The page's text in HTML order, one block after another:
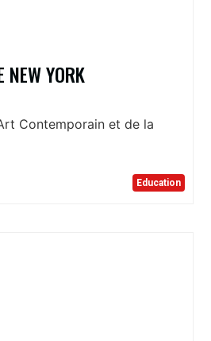
NEW YORK
Contemporain et de la
Education